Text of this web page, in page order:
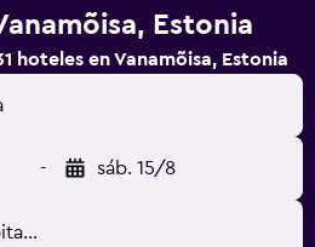
Estonia
hoteles en Vanamõisa, Estonia
- sáb. 15/8